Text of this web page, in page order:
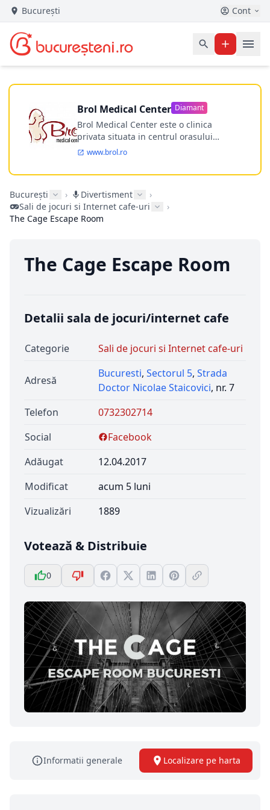
București Cont
Brol Medical Center Diamant
Brol Medical Center este o clinica
privata situata in centrul orasului
Timisoara avand o experienta de
Incepand din anul 2009 clinica isi
ultramodern.
www.brol.ro
București › Divertisment
›
Sali de jocuri si Internet cafe-uri
›
The Cage Escape Room
The Cage Escape Room
Detalii sala de jocuri/internet cafe
Categorie Sali de jocuri si Internet cafe-uri
Adresă
Bucuresti, Sectorul 5, Strada
Doctor Nicolae Staicovici, nr. 7
Telefon
0732302714
Social
Facebook
Adăugat
12.04.2017
Modificat
acum 5 luni
Vizualizări
1889
Votează & Distribuie
0
Informatii generale Localizare pe harta